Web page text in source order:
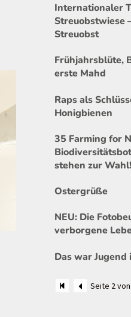
Internationaler
Streuobstwiese
Streuobst
Frühjahrsblüte,
erste Mahd
Raps als
Honigbienen
35 Farming for
stehen zur Wahl!
Ostergrüße
NEU: Die
verborgene
Das war
Seite 2